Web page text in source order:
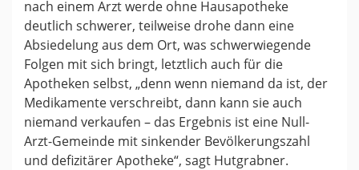
nach einem Arzt werde ohne Hausapotheke
deutlich schwerer, teilweise drohe dann eine
Absiedelung aus dem Ort, was schwerwiegende
Folgen mit sich bringt, letztlich auch für die
Apotheken selbst, „denn wenn niemand da ist, der
Medikamente verschreibt, dann kann sie auch
niemand verkaufen – das Ergebnis ist eine Null-
Arzt-Gemeinde mit sinkender Bevölkerungszahl
und defizitärer Apotheke“, sagt Hutgrabner.